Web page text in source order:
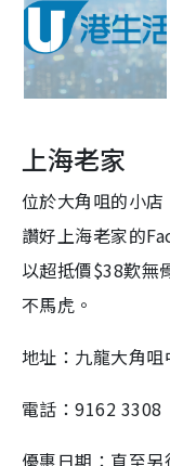
上海老家
位於大角咀的小
讚好上海老家的
以超抵價$38歎無
不馬虎。
地址：九龍大角
電話：9162 3308
優惠日期：直至另